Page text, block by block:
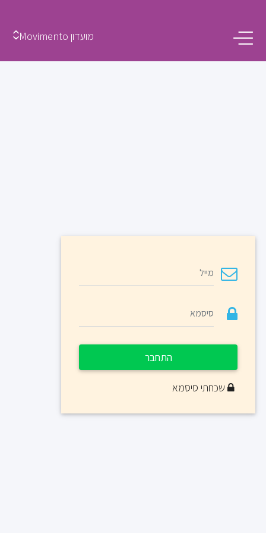
מועדון Movimento
התחבר
שכחתי סיסמא